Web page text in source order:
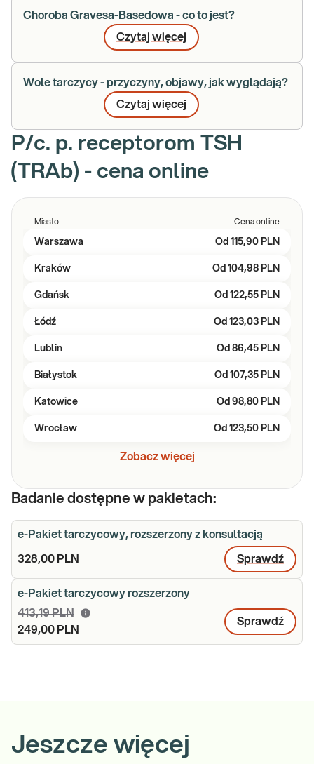
Choroba Gravesa-Basedowa - co to jest?
Czytaj więcej
Wole tarczycy - przyczyny, objawy, jak wyglądają?
Czytaj więcej
P/c. p. receptorom TSH
(TRAb) - cena online
Miasto Cena online
Warszawa Od 115,90 PLN
Kraków Od 104,98 PLN
Gdańsk Od 122,55 PLN
Łódź Od 123,03 PLN
Lublin Od 86,45 PLN
Białystok Od 107,35 PLN
Katowice Od 98,80 PLN
Wrocław Od 123,50 PLN
Zobacz więcej
Badanie dostępne w pakietach:
e-Pakiet tarczycowy, rozszerzony z konsultacją
328,00 PLN Sprawdź
e-Pakiet tarczycowy rozszerzony
413,19 PLN
249,00 PLN
Sprawdź
Jeszcze więcej